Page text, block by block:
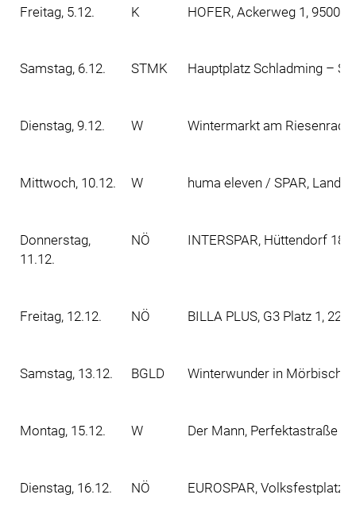
Freitag, 5.12. K HOFER, Ackerweg 1, 9500
Samstag, 6.12. STMK Hauptplatz Schladming –
Dienstag, 9.12. W Wintermarkt am
Mittwoch, 10.12. W huma eleven / SPAR,
Donnerstag,
11.12.
NÖ INTERSPAR, Hüttendorf
Freitag, 12.12. NÖ BILLA PLUS, G3 Platz 1,
Samstag, 13.12. BGLD Winterwunder in Mörbisch
Montag, 15.12. W Der Mann, Perfektastraße
Dienstag, 16.12. NÖ EUROSPAR, Volksfestplatz